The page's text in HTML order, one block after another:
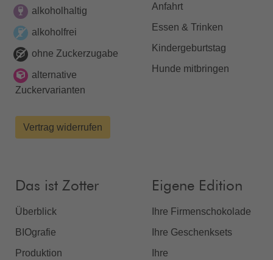
alkoholhaltig
alkoholfrei
ohne Zuckerzugabe
alternative
Zuckervarianten
Vertrag widerrufen
Anfahrt
Essen & Trinken
Kindergeburtstag
Hunde mitbringen
Das ist Zotter
Überblick
BIOgrafie
Produktion
Eigene Edition
Ihre Firmenschokolade
Ihre Geschenksets
Ihre